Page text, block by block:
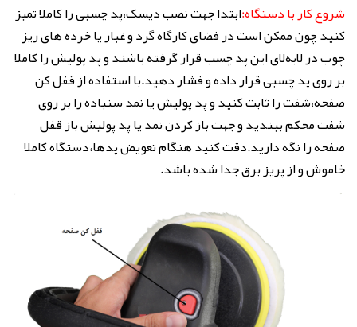
شروع کار با دستگاه:ابتدا جهت نصب دیسک،پد چسبی را کاملا تمیز
کنید چون ممکن است در فضای کارگاه گرد و غبار یا خرده های ریز
چوب در لابه‌لای این پد چسب قرار گرفته باشند و پد پولیش را کاملا
بر روی پد چسبی قرار داده و فشار دهید.با استفاده از قفل کن
صفحه،شفت را ثابت کنید و پد پولیش یا نمد سنباده را بر روی
شفت محکم ببندید و جهت باز کردن نمد یا پد پولیش باز قفل
صفحه را نگه دارید.دقت کنید هنگام تعویض پدها،دستگاه کاملا
خاموش و از پریز برق جدا شده باشد.